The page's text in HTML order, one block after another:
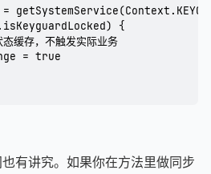
{
缓存，不触发实际业务
= true
有讲究。如果你在方法里做同步